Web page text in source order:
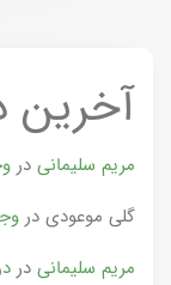
آخرین
مریم سلیمانی در
گلی موعودی در
مریم سلیمانی در